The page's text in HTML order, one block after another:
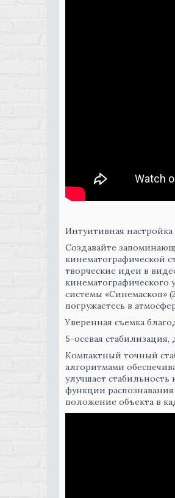
Интуитивная
Создавайте
кинематографической
творческие идеи в
кинематографического
системы «Синемаскоп»
погружаетесь в
Уверенная съемка
5-осевая
Компактный точный
алгоритмами
улучшает
функции
положение объекта в